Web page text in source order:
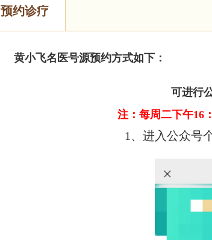
预约诊疗
黄小飞名医号源预约方式如下：
可进行
1、进入公众号
注：每周二下午16